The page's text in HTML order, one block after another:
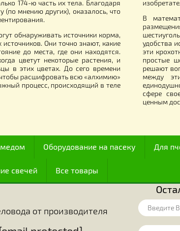
Дно ППУ "BeeStar" (цветное, съемное,
с двумя летковыми заградителями)
на 12 рамочный Улей
830.00грн.
считали их наиболее совершенными из
только 174-ю часть их тела. Благодаря
(по мнению других), оказалось, что
ориентирования.
могут обнаруживать источники корма,
этих источников. Они точно знают, какие
до места, где они находятся.